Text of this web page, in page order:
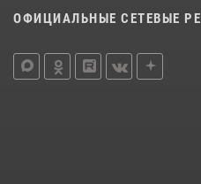
ОФИЦИАЛЬНЫЕ СЕТЕВЫЕ